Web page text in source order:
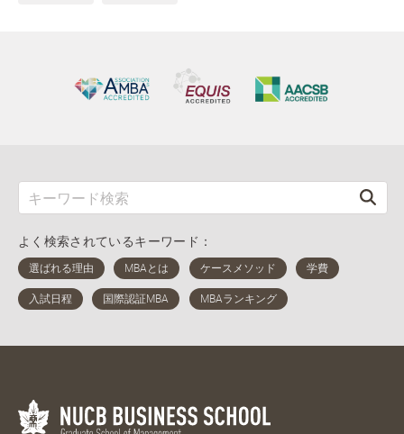
よく検索されているキーワード：